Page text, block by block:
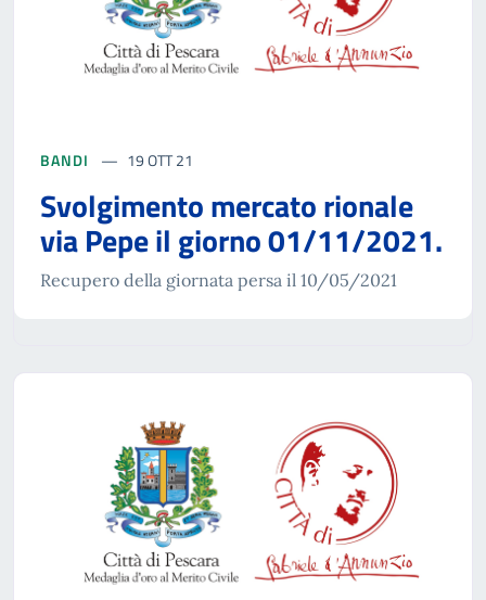
BANDI 19 OTT 21
Svolgimento mercato rionale
via Pepe il giorno 01/11/2021.
Recupero della giornata persa il 10/05/2021